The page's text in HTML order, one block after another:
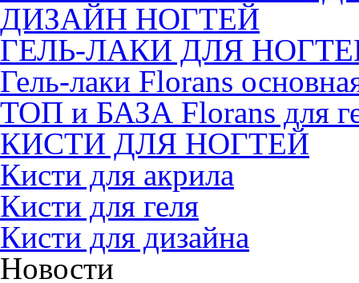
ДИЗАЙН НОГТЕЙ
ГЕЛЬ-ЛАКИ ДЛЯ
Гель-лаки Florans
ТОП и БАЗА Florans для
КИСТИ ДЛЯ НОГТЕЙ
Кисти для акрила
Кисти для геля
Кисти для дизайна
Новости